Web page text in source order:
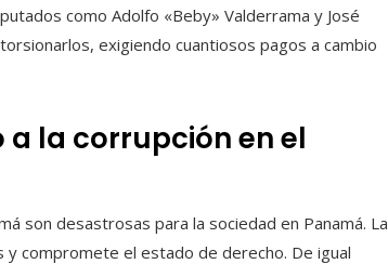
como Adolfo «Beby» Valderrama y José
exigiendo cuantiosos pagos a cambio
la corrupción en el
son desastrosas para la sociedad en Panamá. La
compromete el estado de derecho. De igual